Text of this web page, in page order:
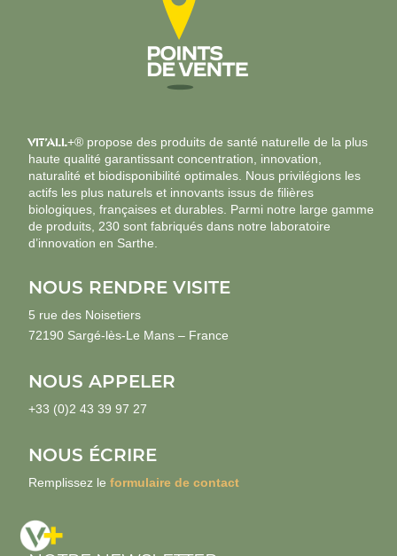
VIT’ALL+® propose des produits de santé naturelle de la plus
haute qualité garantissant concentration, innovation,
naturalité et biodisponibilité optimales. Nous privilégions les
actifs les plus naturels et innovants issus de filières
biologiques, françaises et durables. Parmi notre large gamme
de produits, 230 sont fabriqués dans notre laboratoire
d’innovation en Sarthe.
NOUS RENDRE VISITE
5 rue des Noisetiers
72190 Sargé-lès-Le Mans – France
NOUS APPELER
+33 (0)2 43 39 97 27
NOUS ÉCRIRE
Remplissez leformulaire de contact